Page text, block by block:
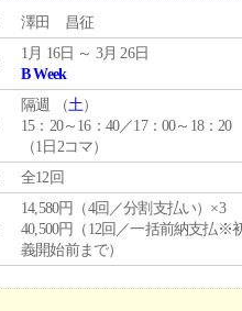
澤田 昌征
1月 16日 ～ 3月 26日
B Week
隔週 （土）
15：20～16：40／17：00～18：20
（1日2コマ）
全12回
14,580円（4回／分割支払い）×3
40,500円（12回／一括前納支払※
義開始前まで）